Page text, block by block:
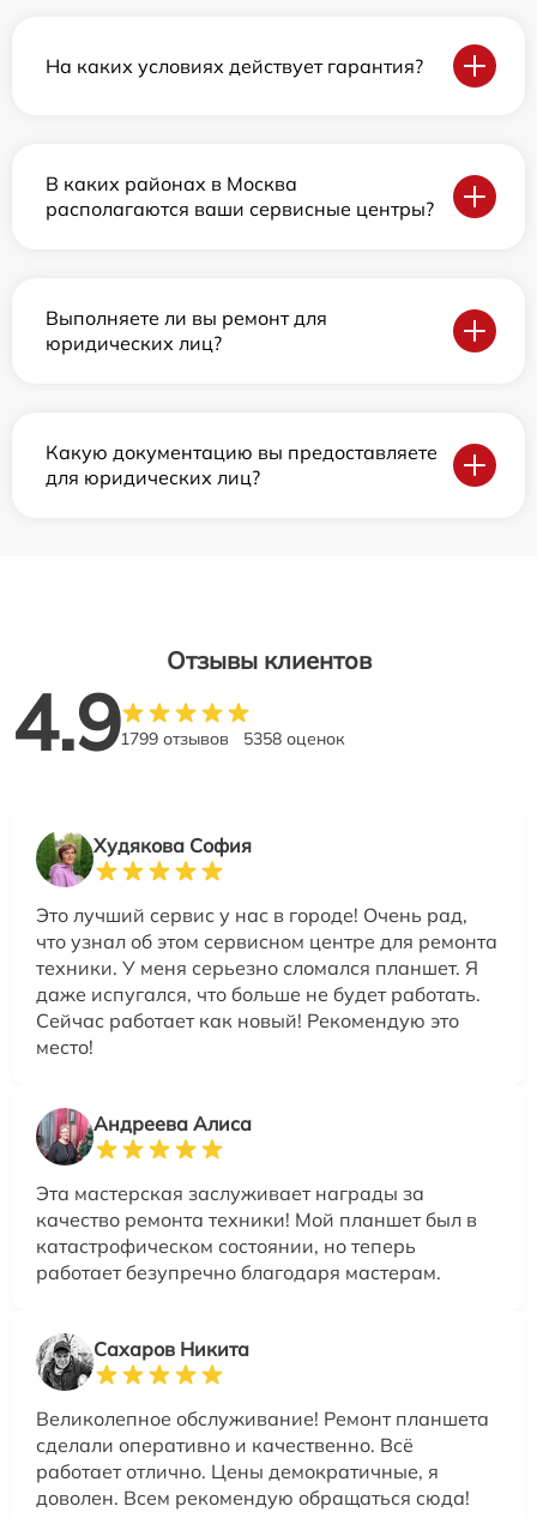
На каких условиях действует гарантия?
В каких районах в Москва
располагаются ваши сервисные центры?
Выполняете ли вы ремонт для
юридических лиц?
Какую документацию вы предоставляете
для юридических лиц?
Отзывы клиентов
4.91799 отзывов 5358 оценок
Худякова София
Это лучший сервис у нас в городе! Очень рад,
что узнал об этом сервисном центре для ремонта
техники. У меня серьезно сломался планшет. Я
даже испугался, что больше не будет работать.
Сейчас работает как новый! Рекомендую это
место!
Андреева Алиса
Эта мастерская заслуживает награды за
качество ремонта техники! Мой планшет был в
катастрофическом состоянии, но теперь
работает безупречно благодаря мастерам.
Сахаров Никита
Великолепное обслуживание! Ремонт планшета
сделали оперативно и качественно. Всё
работает отлично. Цены демократичные, я
доволен. Всем рекомендую обращаться сюда!